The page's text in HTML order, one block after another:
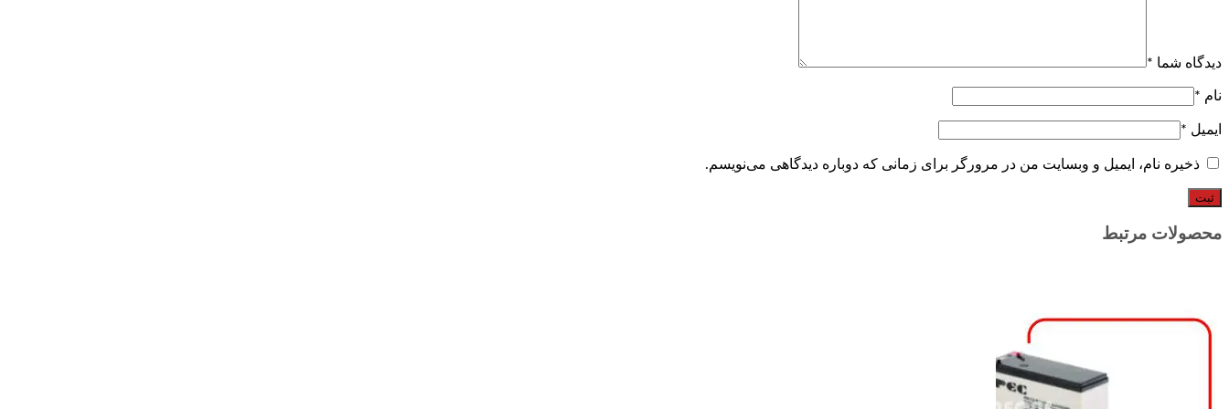
دیدگاه شما *
نام *
ایمیل *
ذخیره نام، ایمیل و وبسایت من در مرورگر برای زمانی که دوباره دیدگاهی می‌نویسم.
محصولات مرتبط